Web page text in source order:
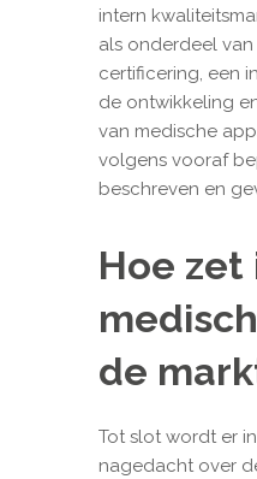
intern
als onderdeel van
certificering, een
de ontwikkeling
van medische
volgens vooraf
beschreven en
Hoe zet
de
Tot slot wordt er
nagedacht over